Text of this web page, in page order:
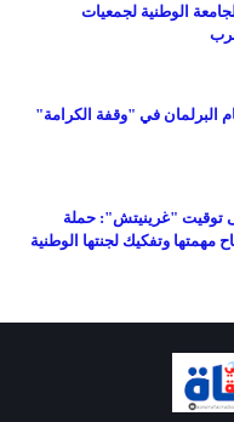
الوطنية لجمعيات
البرلمان في "وقفة الكرامة"
توقيت "غرينيتش": حملة
مهمتها وتفكيك لجنتها الوطنية